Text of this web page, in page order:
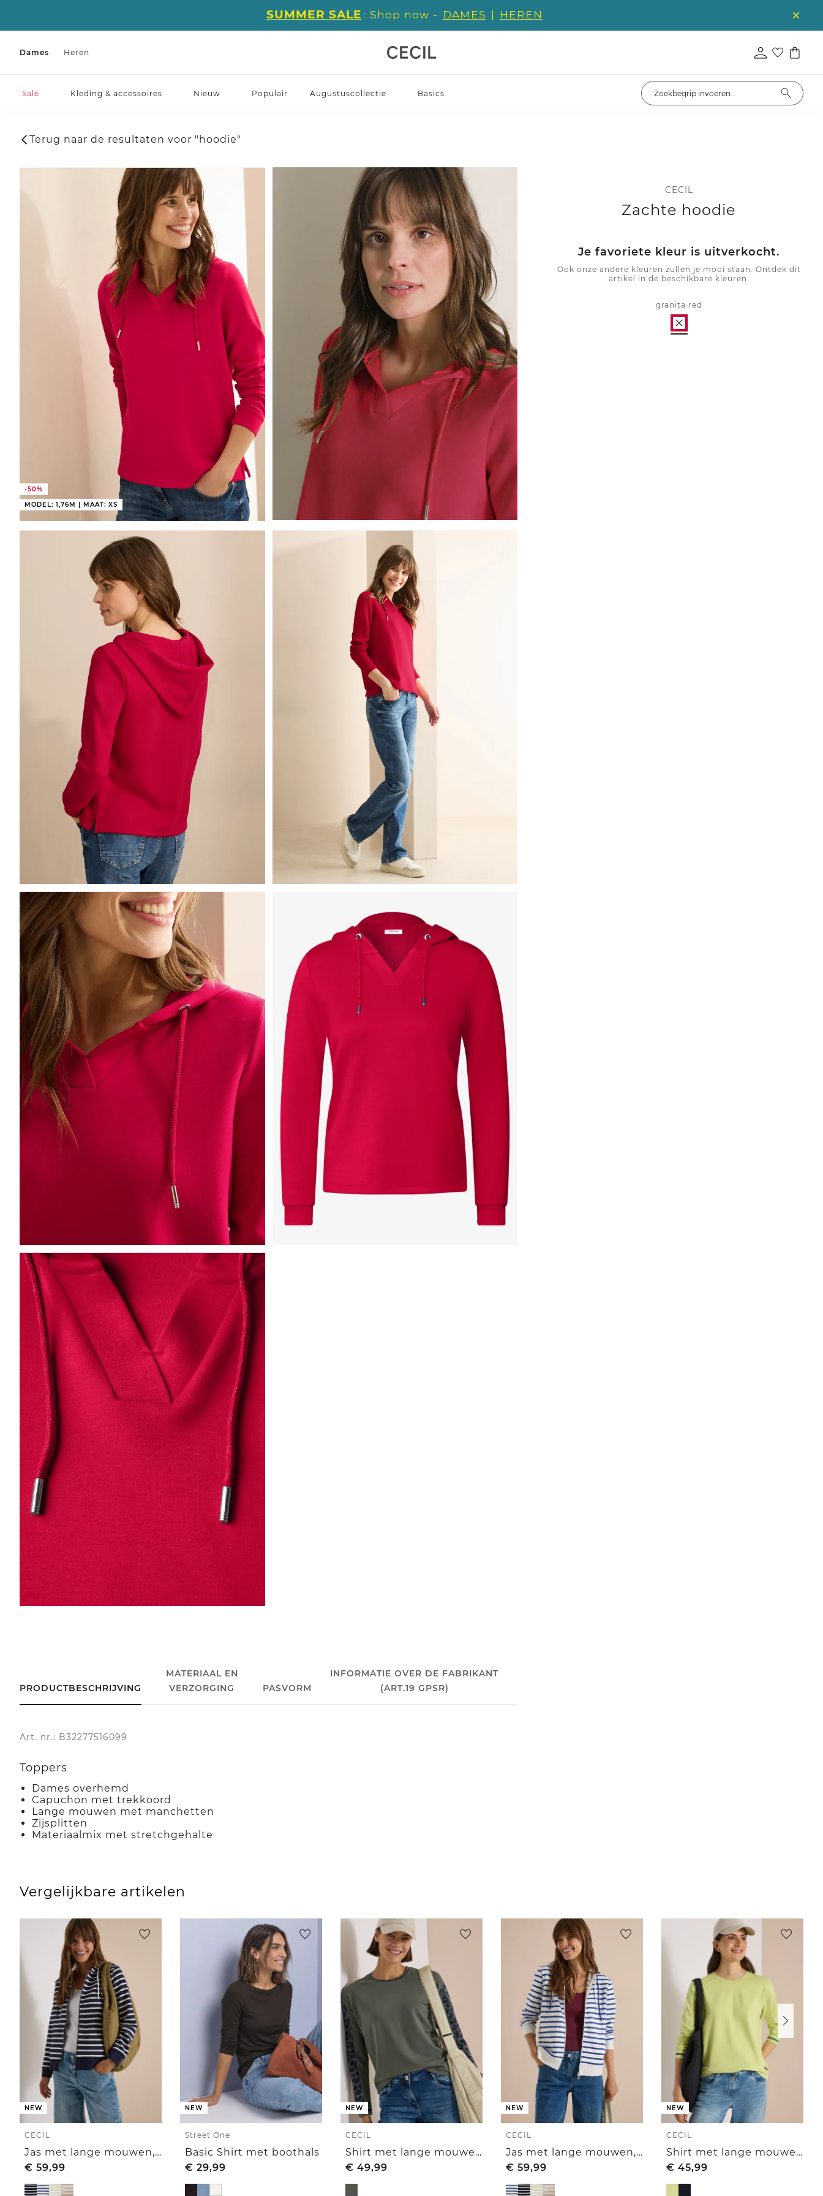
SUMMER SALE : Shop now - DAMES | HEREN
Dames Heren
Sale Kleding & accessoires Nieuw Populair Augustuscollectie Basics
Terug naar de resultaten voor "hoodie"
-50%
MODEL: 1,76M | MAAT: XS
CECIL
Zachte hoodie
Je favoriete kleur is uitverkocht.
Ook onze andere kleuren zullen je mooi staan. Ontdek dit
artikel in de beschikbare kleuren.
granita red
PRODUCTBESCHRIJVING
MATERIAAL EN
VERZORGING
PASVORM
INFORMATIE OVER DE FABRIKANT
(ART.19 GPSR)
Art. nr.: B32277516099
Toppers
Dames overhemd
Capuchon met trekkoord
Lange mouwen met manchetten
Zijsplitten
Materiaalmix met stretchgehalte
Vergelijkbare artikelen
NEW
CECIL
Jas met lange mouwen, capuchon en structuur
€ 59,99
NEW
Street One
Basic Shirt met boothals
€ 29,99
NEW
CECIL
Shirt met lange mouwen, ronde hals en luipaardprintdetails
€ 49,99
NEW
CECIL
Jas met lange mouwen, capuchon en structuur
€ 59,99
NEW
CECIL
Shirt met lange mouwen, ronde hals en streepjesmotief
€ 45,99